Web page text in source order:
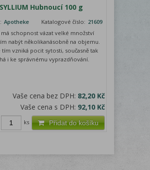
Hubnoucí 100 g
Apotheke Katalogové číslo: 21609
má schopnost vázat velké množství
nabýt několikanásobně na objemu.
tím vzniká pocit sytosti, současně tak
i ke správnému vyprazdňování.
Vaše cena bez DPH: 82,20 Kč
Vaše cena s DPH: 92,10 Kč
Přidat do košíku
ks